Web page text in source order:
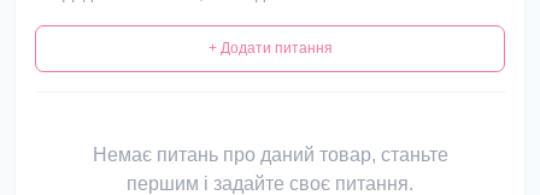
+ Додати питання
Немає питань про даний товар, станьте
першим і задайте своє питання.